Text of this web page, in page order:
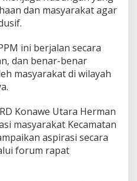
dan masyarakat agar
ini berjalan secara
dan benar-benar
masyarakat di wilayah
Konawe Utara Herman
masyarakat Kecamatan
aspirasi secara
forum rapat